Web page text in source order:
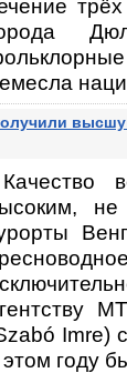
Качество
не
Imre)
этом году